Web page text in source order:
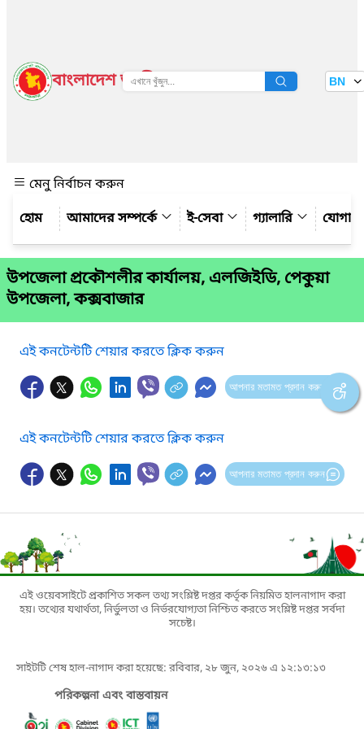
বাংলাদেশ জাতীয় তথ্য বাতায়ন BN
মেনু নির্বাচন করুন
আমাদের সম্পর্কে
ই-সেবা গ্যালারি
উপজেলা প্রকৌশলীর কার্যালয়, এলজিইডি, পেকুয়া
উপজেলা, কক্সবাজার
এই কনটেন্টটি শেয়ার করতে ক্লিক করুন
আপনার মতামত প্রদান করুন
এই কনটেন্টটি শেয়ার করতে ক্লিক করুন
আপনার মতামত প্রদান করুন
এই ওয়েবসাইটে প্রকাশিত সকল তথ্য সংশ্লিষ্ট দপ্তর কর্তৃক নিয়মিত হালনাগাদ করা
হয়। তথ্যের যথার্থতা, নির্ভুলতা ও নির্ভরযোগ্যতা নিশ্চিত করতে সংশ্লিষ্ট দপ্তর সর্বদা
সচেষ্ট।
সাইটটি শেষ হাল-নাগাদ করা হয়েছে: রবিবার, ২৮ জুন, ২০২৬ এ ১২:১৩:১৩
পরিকল্পনা এবং বাস্তবায়ন